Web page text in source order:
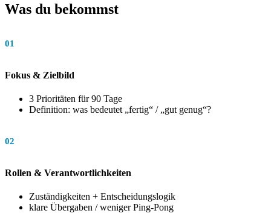
Was du bekommst
01
Fokus & Zielbild
3 Prioritäten für 90 Tage
Definition: was bedeutet „fertig“ / „gut genug“?
02
Rollen & Verantwortlichkeiten
Zuständigkeiten + Entscheidungslogik
klare Übergaben / weniger Ping-Pong